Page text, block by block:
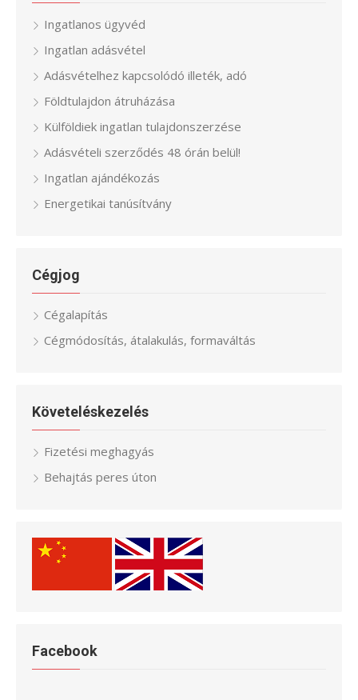
Ingatlanos ügyvéd
Ingatlan adásvétel
Adásvételhez kapcsolódó illeték, adó
Földtulajdon átruházása
Külföldiek ingatlan tulajdonszerzése
Adásvételi szerződés 48 órán belül!
Ingatlan ajándékozás
Energetikai tanúsítvány
Cégjog
Cégalapítás
Cégmódosítás, átalakulás, formaváltás
Követeléskezelés
Fizetési meghagyás
Behajtás peres úton
Facebook